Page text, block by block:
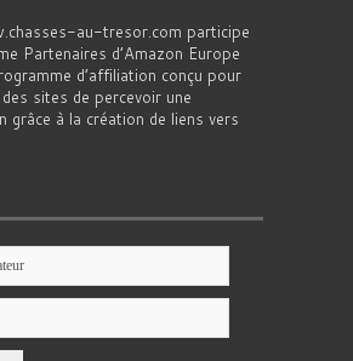
au-tresor.com participe
Partenaires d’Amazon Europe
d’affiliation conçu pour
sites de percevoir une
grâce à la création de liens vers